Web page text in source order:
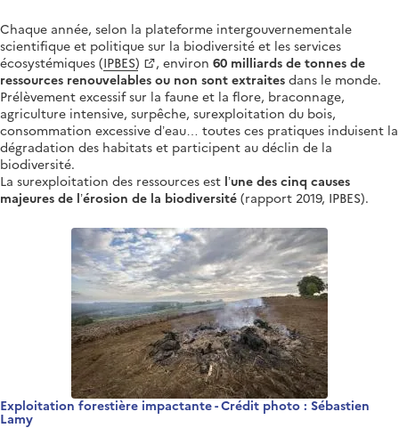
Chaque année, selon la plateforme intergouvernementale
scientifique et politique sur la biodiversité et les services
écosystémiques (IPBES) , environ 60 milliards de tonnes de
ressources renouvelables ou non sont extraites dans le monde.
Prélèvement excessif sur la faune et la flore, braconnage,
agriculture intensive, surpêche, surexploitation du bois,
consommation excessive d’eau… toutes ces pratiques induisent la
dégradation des habitats et participent au déclin de la
biodiversité.
La surexploitation des ressources est l’une des cinq causes
majeures de l’érosion de la biodiversité (rapport 2019, IPBES).
Exploitation forestière impactante - Crédit photo : Sébastien
Lamy